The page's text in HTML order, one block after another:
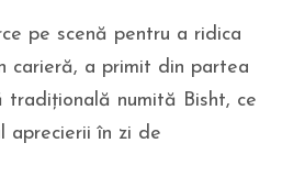
pe scenă pentru a ridica
carieră, a primit din partea
tradiţională numită Bisht, ce
aprecierii în zi de